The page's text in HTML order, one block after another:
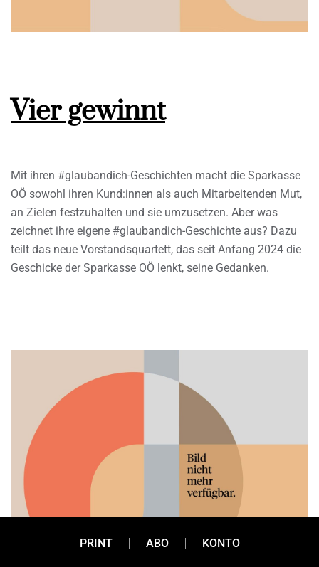
Vier gewinnt
Mit ihren #glaubandich-Geschichten macht die Sparkasse
OÖ sowohl ihren Kund:innen als auch Mitarbeitenden Mut,
an Zielen festzuhalten und sie umzusetzen. Aber was
zeichnet ihre eigene #glaubandich-Geschichte aus? Dazu
teilt das neue Vorstandsquartett, das seit Anfang 2024 die
Geschicke der Sparkasse OÖ lenkt, seine Gedanken.
PRINT ABO KONTO